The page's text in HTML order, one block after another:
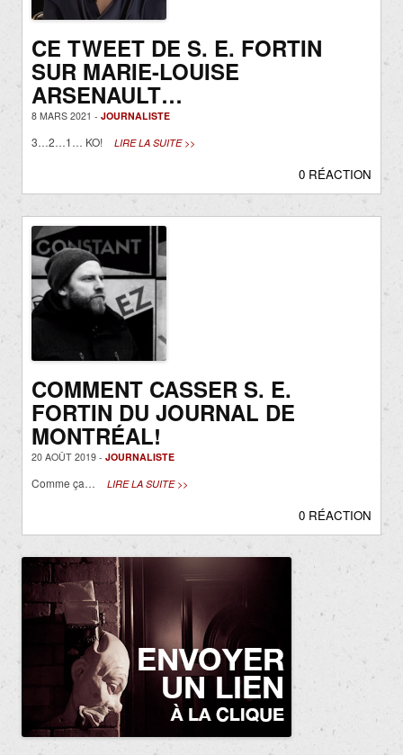
CE TWEET DE S. E. FORTIN
SUR MARIE-LOUISE
ARSENAULT…
8 MARS 2021 - JOURNALISTE
3…2…1… KO! LIRE LA SUITE >>
0 RÉACTION
COMMENT CASSER S. E.
FORTIN DU JOURNAL DE
MONTRÉAL!
20 AOÛT 2019 - JOURNALISTE
Comme ça… LIRE LA SUITE >>
0 RÉACTION